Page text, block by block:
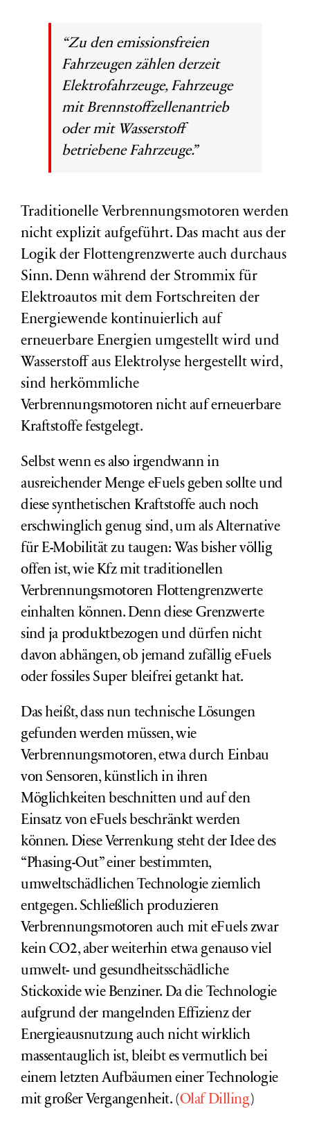
“Zu den emissionsfreien
Fahrzeugen zählen derzeit
Elektrofahrzeuge, Fahrzeuge
mit Brennstoffzellenantrieb
oder mit Wasserstoff
betriebene Fahrzeuge.”
Traditionelle Verbrennungsmotoren werden
nicht explizit aufgeführt. Das macht aus der
Logik der Flottengrenzwerte auch durchaus
Sinn. Denn während der Strommix für
Elektroautos mit dem Fortschreiten der
Energiewende kontinuierlich auf
erneuerbare Energien umgestellt wird und
Wasserstoff aus Elektrolyse hergestellt wird,
sind herkömmliche
Verbrennungsmotoren nicht auf erneuerbare
Kraftstoffe festgelegt.
Selbst wenn es also irgendwann in
ausreichender Menge eFuels geben sollte und
diese synthetischen Kraftstoffe auch noch
erschwinglich genug sind, um als Alternative
für E-Mobilität zu taugen: Was bisher völlig
offen ist, wie Kfz mit traditionellen
Verbrennungsmotoren Flottengrenzwerte
einhalten können. Denn diese Grenzwerte
sind ja produktbezogen und dürfen nicht
davon abhängen, ob jemand zufällig eFuels
oder fossiles Super bleifrei getankt hat.
Das heißt, dass nun technische Lösungen
gefunden werden müssen, wie
Verbrennungsmotoren, etwa durch Einbau
von Sensoren, künstlich in ihren
Möglichkeiten beschnitten und auf den
Einsatz von eFuels beschränkt werden
können. Diese Verrenkung steht der Idee des
“Phasing-Out” einer bestimmten,
umweltschädlichen Technologie ziemlich
entgegen. Schließlich produzieren
Verbrennungsmotoren auch mit eFuels zwar
kein CO2, aber weiterhin etwa genauso viel
umwelt- und gesundheitsschädliche
Stickoxide wie Benziner. Da die Technologie
aufgrund der mangelnden Effizienz der
Energieausnutzung auch nicht wirklich
massentauglich ist, bleibt es vermutlich bei
einem letzten Aufbäumen einer Technologie
mit großer Vergangenheit. (Olaf Dilling)